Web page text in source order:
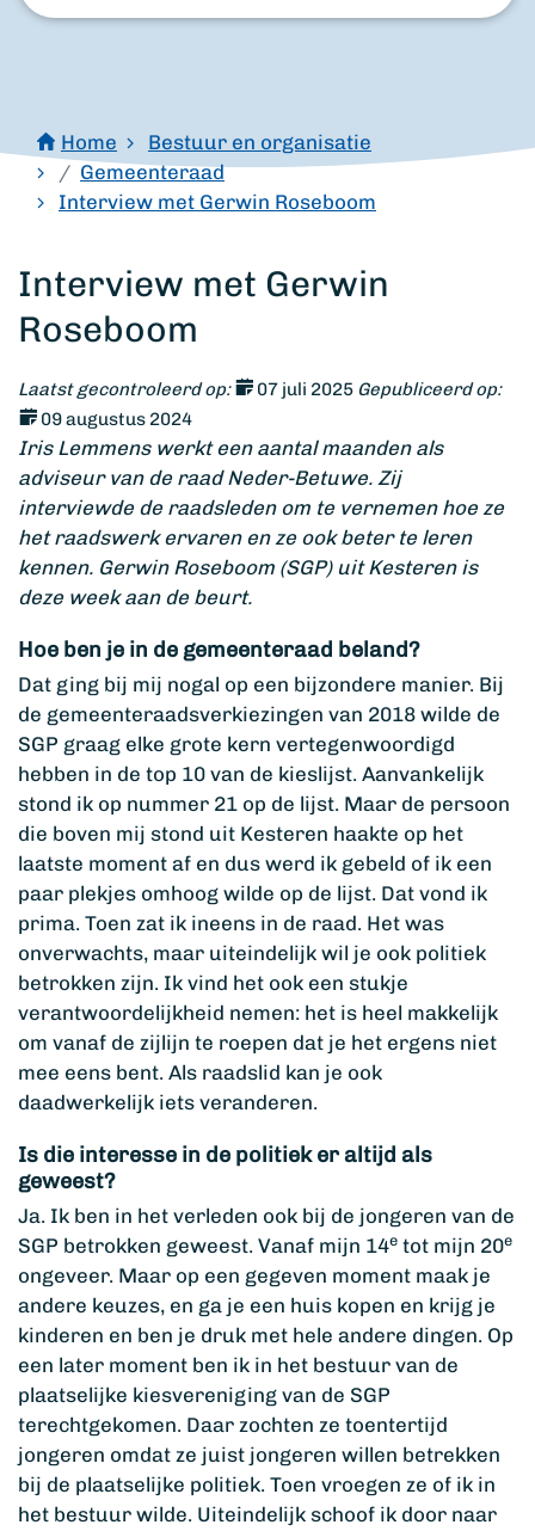
u?
Home
Bestuur en organisatie
Gemeenteraad
Interview met Gerwin Roseboom
Interview met Gerwin
Roseboom
Laatst gecontroleerd op: 07 juli 2025 Gepubliceerd op:
09 augustus 2024
Iris Lemmens werkt een aantal maanden als
adviseur van de raad Neder-Betuwe. Zij
interviewde de raadsleden om te vernemen hoe ze
het raadswerk ervaren en ze ook beter te leren
kennen. Gerwin Roseboom (SGP) uit Kesteren is
deze week aan de beurt.
Hoe ben je in de gemeenteraad beland?
Dat ging bij mij nogal op een bijzondere manier. Bij
de gemeenteraadsverkiezingen van 2018 wilde de
SGP graag elke grote kern vertegenwoordigd
hebben in de top 10 van de kieslijst. Aanvankelijk
stond ik op nummer 21 op de lijst. Maar de persoon
die boven mij stond uit Kesteren haakte op het
laatste moment af en dus werd ik gebeld of ik een
paar plekjes omhoog wilde op de lijst. Dat vond ik
prima. Toen zat ik ineens in de raad. Het was
onverwachts, maar uiteindelijk wil je ook politiek
betrokken zijn. Ik vind het ook een stukje
verantwoordelijkheid nemen: het is heel makkelijk
om vanaf de zijlijn te roepen dat je het ergens niet
mee eens bent. Als raadslid kan je ook
daadwerkelijk iets veranderen.
Is die interesse in de politiek er altijd als
geweest?
Ja. Ik ben in het verleden ook bij de jongeren van de
SGP betrokken geweest. Vanaf mijn 14e tot mijn 20e
ongeveer. Maar op een gegeven moment maak je
andere keuzes, en ga je een huis kopen en krijg je
kinderen en ben je druk met hele andere dingen. Op
een later moment ben ik in het bestuur van de
plaatselijke kiesvereniging van de SGP
terechtgekomen. Daar zochten ze toentertijd
jongeren omdat ze juist jongeren willen betrekken
bij de plaatselijke politiek. Toen vroegen ze of ik in
het bestuur wilde. Uiteindelijk schoof ik door naar